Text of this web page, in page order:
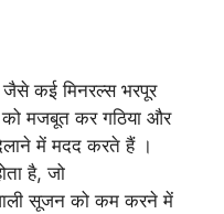
कई मिनरल्स भरपूर
को मजबूत कर गठिया और
में मदद करते हैं ।
है, जो
सूजन को कम करने में